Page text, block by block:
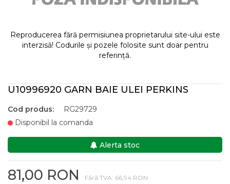
Reproducerea fără permisiunea proprietarului site-ului este
interzisă! Codurile și pozele folosite sunt doar pentru
referință.
U10996920 GARN BAIE ULEI PERKINS
Cod produs:
RG29729
Disponibil la comanda
Alerta stoc
81,00 RON Fără TVA: 66,94 RON